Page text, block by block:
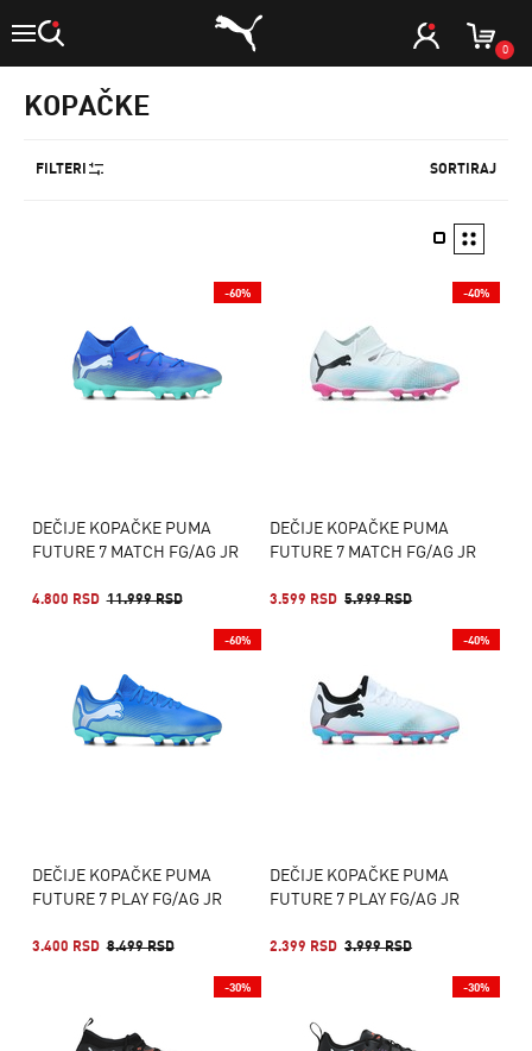
0
KOPAČKE
FILTERI SORTIRAJ
DEČIJE KOPAČKE PUMA
FUTURE 7 MATCH FG/AG JR
4.800 RSD 11.999 RSD
-60%
DEČIJE KOPAČKE PUMA
FUTURE 7 MATCH FG/AG JR
3.599 RSD 5.999 RSD
-40%
DEČIJE KOPAČKE PUMA
FUTURE 7 PLAY FG/AG JR
3.400 RSD 8.499 RSD
-60%
DEČIJE KOPAČKE PUMA
FUTURE 7 PLAY FG/AG JR
2.399 RSD 3.999 RSD
-40%
-30% -30%